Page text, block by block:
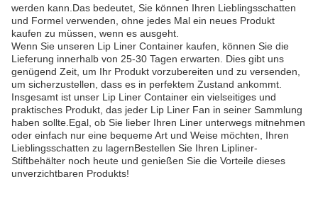
werden kann.Das bedeutet, Sie können Ihren Lieblingsschatten
und Formel verwenden, ohne jedes Mal ein neues Produkt
kaufen zu müssen, wenn es ausgeht.
Wenn Sie unseren Lip Liner Container kaufen, können Sie die
Lieferung innerhalb von 25-30 Tagen erwarten. Dies gibt uns
genügend Zeit, um Ihr Produkt vorzubereiten und zu versenden,
um sicherzustellen, dass es in perfektem Zustand ankommt.
Insgesamt ist unser Lip Liner Container ein vielseitiges und
praktisches Produkt, das jeder Lip Liner Fan in seiner Sammlung
haben sollte.Egal, ob Sie lieber Ihren Liner unterwegs mitnehmen
oder einfach nur eine bequeme Art und Weise möchten, Ihren
Lieblingsschatten zu lagernBestellen Sie Ihren Lipliner-
Stiftbehälter noch heute und genießen Sie die Vorteile dieses
unverzichtbaren Produkts!